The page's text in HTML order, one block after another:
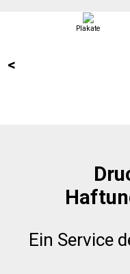
<
Plakate
Ein Service